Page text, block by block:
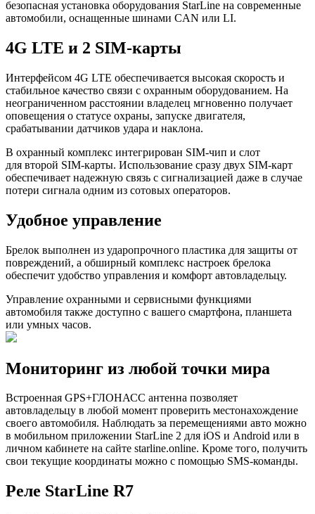
безопасная установка оборудования StarLine на современные
автомобили, оснащенные шинами CAN или LI.
4G LTE и 2 SIM-карты
Интерфейсом 4G LTE обеспечивается высокая скорость и
стабильное качество связи c охранным оборудованием. На
неограниченном расстоянии владелец мгновенно получает
оповещения о статусе охраны, запуске двигателя,
срабатывании датчиков удара и наклона.
В охранный комплекс интегрирован SIM-чип и слот
для второй SIM-карты. Использование сразу двух SIM-карт
обеспечивает надежную связь с сигнализацией даже в случае
потери сигнала одним из сотовых операторов.
Удобное управление
Брелок выполнен из ударопрочного пластика для защиты от
повреждений, а обширный комплекс настроек брелока
обеспечит удобство управления и комфорт автовладельцу.
Управление охранными и сервисными функциями
автомобиля также доступно с вашего смартфона, планшета
или умных часов.
Мониторинг из любой точки мира
Встроенная GPS+ГЛОНАСС антенна позволяет
автовладельцу в любой момент проверить местонахождение
своего автомобиля. Наблюдать за перемещениями авто можно
в мобильном приложении StarLine 2 для iOS и Android или в
личном кабинете на сайте starline.online. Кроме того, получить
свои текущие координаты можно с помощью SMS-команды.
Реле StarLine R7